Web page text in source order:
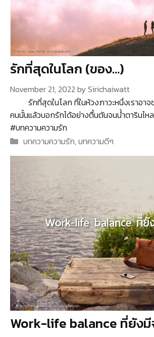
รักที่สุดในโลก (ของ…)
November 21, 2022 bySirichaiwatt
รักที่สุดในโลก ที่ในห้วงภาวะหนึ่งเราอา
คนนั้นแล้วบอกรักได้อย่างตื้นตันจนน้ำตารินไห
#บทความความรัก
Categories
บทความความรัก,บทความดีๆ
Work-life balance ที่ยังมี